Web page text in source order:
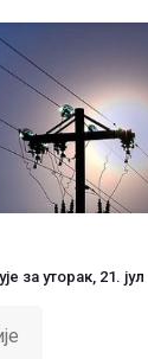
за уторак, 21. јул